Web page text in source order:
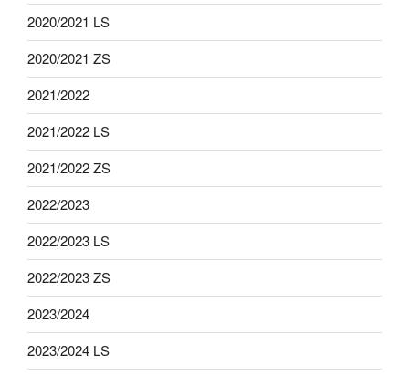
2020/2021 LS
2020/2021 ZS
2021/2022
2021/2022 LS
2021/2022 ZS
2022/2023
2022/2023 LS
2022/2023 ZS
2023/2024
2023/2024 LS